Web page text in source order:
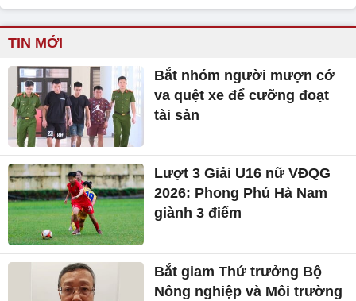
TIN MỚI
Bắt nhóm người mượn cớ
va quệt xe để cưỡng đoạt
tài sản
Lượt 3 Giải U16 nữ VĐQG
2026: Phong Phú Hà Nam
giành 3 điểm
Bắt giam Thứ trưởng Bộ
Nông nghiệp và Môi trường